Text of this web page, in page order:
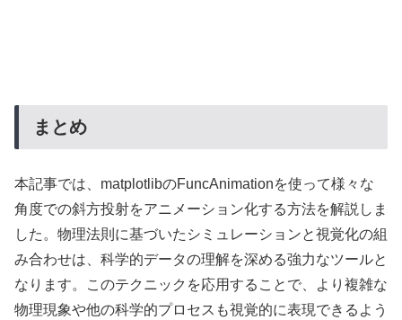
まとめ
本記事では、matplotlibのFuncAnimationを使って様々な
角度での斜方投射をアニメーション化する方法を解説しま
した。物理法則に基づいたシミュレーションと視覚化の組
み合わせは、科学的データの理解を深める強力なツールと
なります。このテクニックを応用することで、より複雑な
物理現象や他の科学的プロセスも視覚的に表現できるよう